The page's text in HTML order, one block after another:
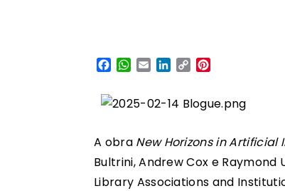
Facebook
WhatsApp
EmailLinkedIn
Copy
A obra New Horizons in
Bultrini, Andrew Cox e
Library Associations and